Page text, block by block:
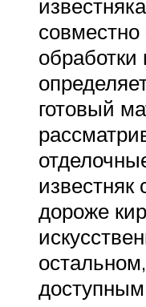
совместно
обработки
готовый
известняк
дороже